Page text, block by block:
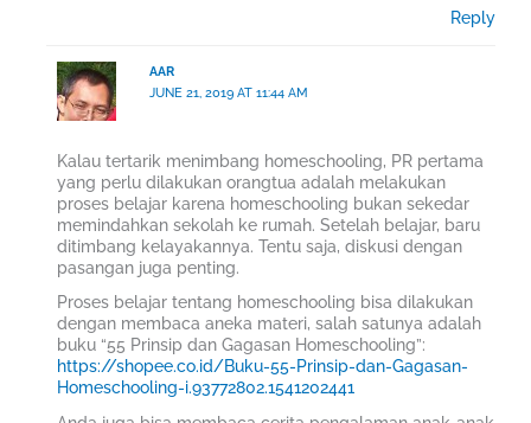
Reply
AAR
JUNE 21, 2019 AT 11:44 AM
Kalau tertarik menimbang homeschooling, PR pertama
yang perlu dilakukan orangtua adalah melakukan
proses belajar karena homeschooling bukan sekedar
memindahkan sekolah ke rumah. Setelah belajar, baru
ditimbang kelayakannya. Tentu saja, diskusi dengan
pasangan juga penting.
Proses belajar tentang homeschooling bisa dilakukan
dengan membaca aneka materi, salah satunya adalah
buku “55 Prinsip dan Gagasan Homeschooling”:
https://shopee.co.id/Buku-55-Prinsip-dan-Gagasan-
Homeschooling-i.93772802.1541202441